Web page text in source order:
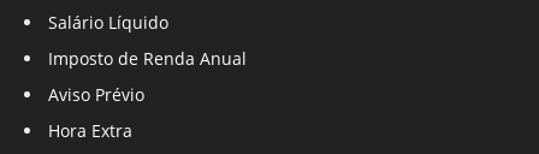
Salário Líquido
Imposto de Renda Anual
Aviso Prévio
Hora Extra